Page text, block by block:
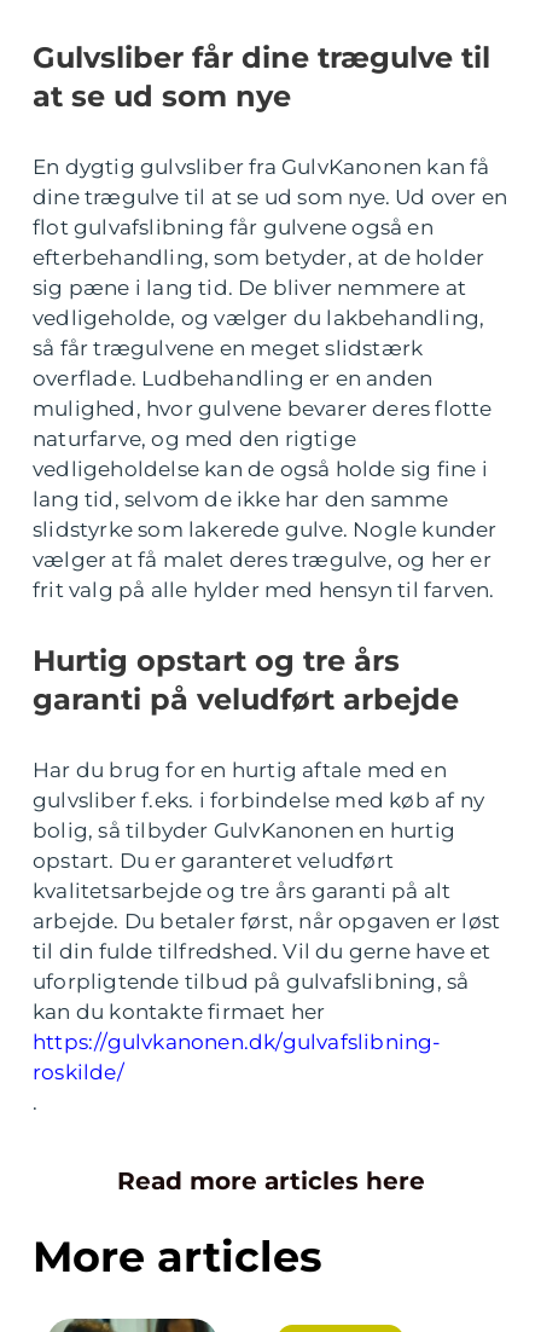
Gulvsliber får dine trægulve til
at se ud som nye
En dygtig gulvsliber fra GulvKanonen kan få
dine trægulve til at se ud som nye. Ud over en
flot gulvafslibning får gulvene også en
efterbehandling, som betyder, at de holder
sig pæne i lang tid. De bliver nemmere at
vedligeholde, og vælger du lakbehandling,
så får trægulvene en meget slidstærk
overflade. Ludbehandling er en anden
mulighed, hvor gulvene bevarer deres flotte
naturfarve, og med den rigtige
vedligeholdelse kan de også holde sig fine i
lang tid, selvom de ikke har den samme
slidstyrke som lakerede gulve. Nogle kunder
vælger at få malet deres trægulve, og her er
frit valg på alle hylder med hensyn til farven.
Hurtig opstart og tre års
garanti på veludført arbejde
Har du brug for en hurtig aftale med en
gulvsliber f.eks. i forbindelse med køb af ny
bolig, så tilbyder GulvKanonen en hurtig
opstart. Du er garanteret veludført
kvalitetsarbejde og tre års garanti på alt
arbejde. Du betaler først, når opgaven er løst
til din fulde tilfredshed. Vil du gerne have et
uforpligtende tilbud på gulvafslibning, så
kan du kontakte firmaet her
https://gulvkanonen.dk/gulvafslibning-
roskilde/
.
Read more articles here
More articles